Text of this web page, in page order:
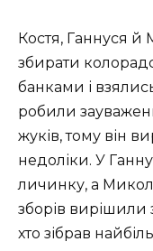
Костя, Ганнуся
збирати
банками і
робили
жуків, тому він
недоліки. У
личинку, а
зборів
хто зібрав